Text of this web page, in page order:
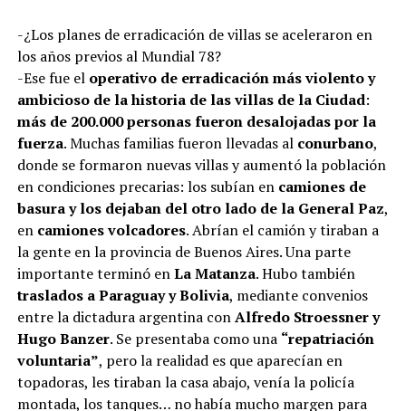
-¿Los planes de erradicación de villas se aceleraron en
los años previos al Mundial 78?
-Ese fue el operativo de erradicación más violento y
ambicioso de la historia de las villas de la Ciudad:
más de 200.000 personas fueron desalojadas por la
fuerza. Muchas familias fueron llevadas al conurbano,
donde se formaron nuevas villas y aumentó la población
en condiciones precarias: los subían en camiones de
basura y los dejaban del otro lado de la General Paz,
en camiones volcadores. Abrían el camión y tiraban a
la gente en la provincia de Buenos Aires. Una parte
importante terminó enLa Matanza. Hubo también
traslados a Paraguay y Bolivia, mediante convenios
entre la dictadura argentina conAlfredo Stroessner y
Hugo Banzer. Se presentaba como una “repatriación
voluntaria”, pero la realidad es que aparecían en
topadoras, les tiraban la casa abajo, venía la policía
montada, los tanques… no había mucho margen para